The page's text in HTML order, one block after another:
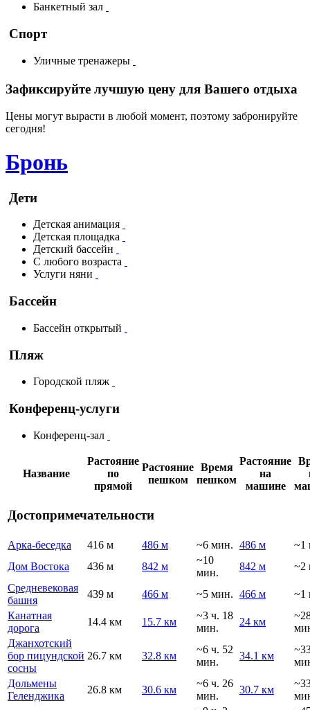
Банкетный зал
Спорт
Уличные тренажеры
Зафиксируйте лучшую цену для Вашего отдыха
Цены могут вырасти в любой момент, поэтому забронируйте
сегодня!
Бронь
Дети
Детская анимация
Детская площадка
Детский бассейн
С любого возраста
Услуги няни
Бассейн
Бассейн открытый
Пляж
Городской пляж
Конференц-услуги
Конференц-зал
Название
Растояние
по
прямой
Растояние
пешком
Время
пешком
Растояние
на
машине
Достопримечательности
Арка-беседка 416 м 486 м ~6 мин. 486 м
~1
Дом Востока
436 м 842 м
~10
мин.
842 м
~2
Средневековая
башня
439 м 466 м ~5 мин. 466 м
~1
Канатная
дорога
14.4 км 15.7 км
~3 ч. 18
мин.
24 км
Джанхотский
бор пицундской
сосны
26.7 км 32.8 км
~6 ч. 52
мин.
34.1 км
Дольмены
Геленджика
26.8 км 30.6 км
~6 ч. 26
мин.
30.7 км